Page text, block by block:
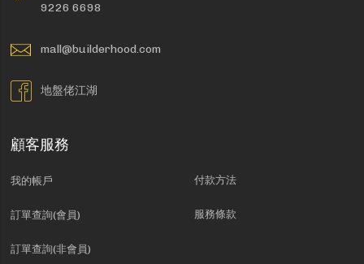
9226 6698
mall@builderhood.com
地盤佬江湖
顧客服務
我的帳戶
訂單查詢(會員)
訂單查詢(非會員)
付款方法
服務條款